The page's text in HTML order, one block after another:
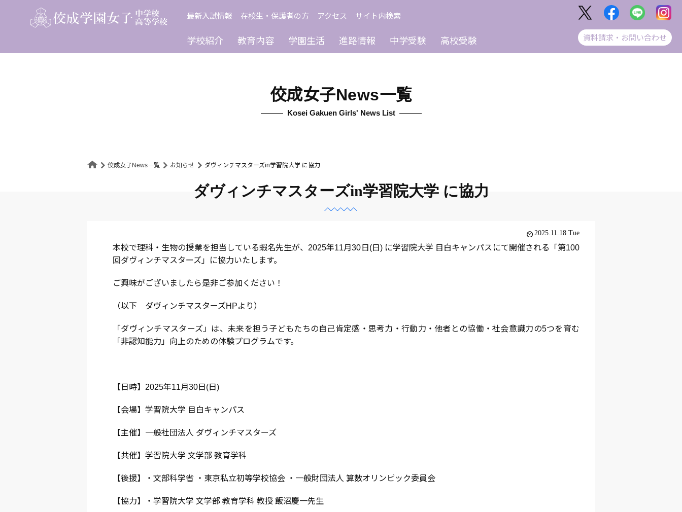
最新入試情報 在校生・保護者の方 アクセス サイト内検索
資料請求・お問い合わせ
学校紹介 教育内容 学園生活 進路情報 中学受験 高校受験
佼成女子News一覧
Kosei Gakuen Girls' News List
佼成女子News一覧 お知らせ ダヴィンチマスターズin学習院大学 に協力
ダヴィンチマスターズin学習院大学 に協力
2025.11.18 Tue
本校で理科・生物の授業を担当している蝦名先生が、2025年11月30日(日) に学習院大学 目白キャンパスにて開催される「第100
回ダヴィンチマスターズ」に協力いたします。
ご興味がございましたら是非ご参加ください！
（以下 ダヴィンチマスターズHPより）
「ダヴィンチマスターズ」は、未来を担う子どもたちの自己肯定感・思考力・行動力・他者との協働・社会意識力の5つを育む
「非認知能力」向上のための体験プログラムです。
【日時】2025年11月30日(日)
【会場】学習院大学 目白キャンパス
【主催】一般社団法人 ダヴィンチマスターズ
【共催】学習院大学 文学部 教育学科
【後援】・文部科学省 ・東京私立初等学校協会 ・一般財団法人 算数オリンピック委員会
【協力】・学習院大学 文学部 教育学科 教授 飯沼慶一先生